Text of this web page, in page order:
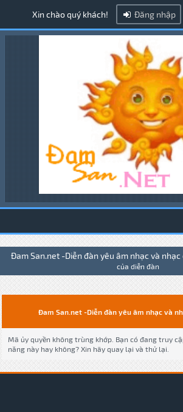
Xin chào quý khách! Đăng nhập
Đam San.net -Diễn đàn yêu âm nhạc và nhạc
của diễn đàn
Đam San.net -Diễn đàn yêu âm nhạc và
Mã ủy quyền không trùng khớp. Bạn có đang truy
năng này hay không? Xin hãy quay lại và thử lại.